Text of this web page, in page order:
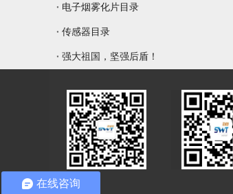
电子烟雾化片目录
传感器目录
强大祖国，坚强后盾！
在线咨询